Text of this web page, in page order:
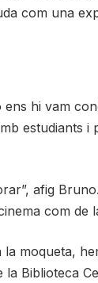
com una
ens hi vam
estudiants i
afig
com de
moqueta,
Biblioteca